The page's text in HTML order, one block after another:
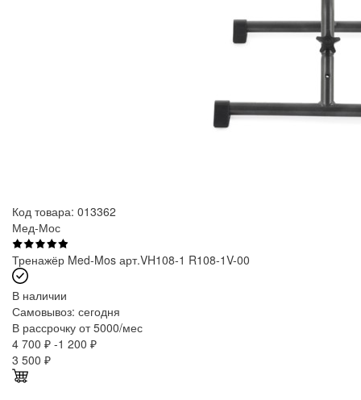
Код товара: 013362
Мед-Мос
Тренажёр Med-Mos арт.VH108-1 R108-1V-00
В наличии
Самовывоз: сегодня
В рассрочку от 5000/мес
4 700 ₽ -1 200 ₽
3 500 ₽